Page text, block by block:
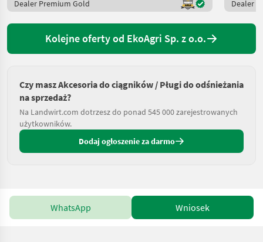
Dealer Premium Gold Dealer
Kolejne oferty od EkoAgri Sp. z o.o.
Czy masz Akcesoria do ciągników / Pługi do odśnieżania
na sprzedaż?
Na Landwirt.com dotrzesz do ponad 545 000 zarejestrowanych
użytkowników.
Dodaj ogłoszenie za darmo
WhatsApp Wniosek